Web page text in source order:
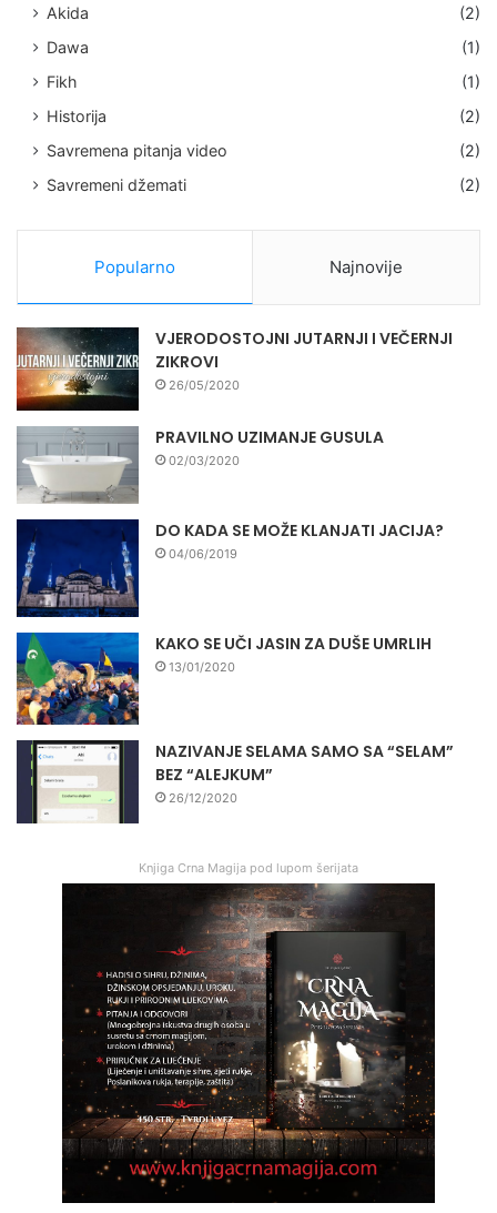
Akida
(2)
Dawa
(1)
Fikh
(1)
Historija
(2)
Savremena pitanja video
(2)
Savremeni džemati
(2)
Popularno Najnovije
VJERODOSTOJNI JUTARNJI I VEČERNJI
ZIKROVI
26/05/2020
PRAVILNO UZIMANJE GUSULA
02/03/2020
DO KADA SE MOŽE KLANJATI JACIJA?
04/06/2019
KAKO SE UČI JASIN ZA DUŠE UMRLIH
13/01/2020
NAZIVANJE SELAMA SAMO SA “SELAM”
BEZ “ALEJKUM”
26/12/2020
Knjiga Crna Magija pod lupom šerijata